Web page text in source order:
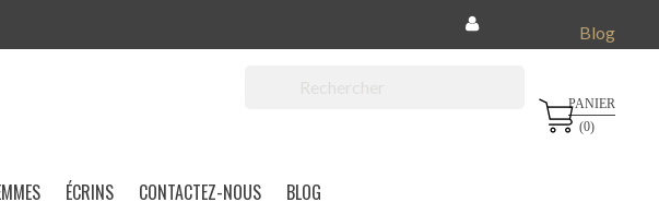
Blog
PANIER
(0)

ÉCRINS CONTACTEZ-NOUS BLOG